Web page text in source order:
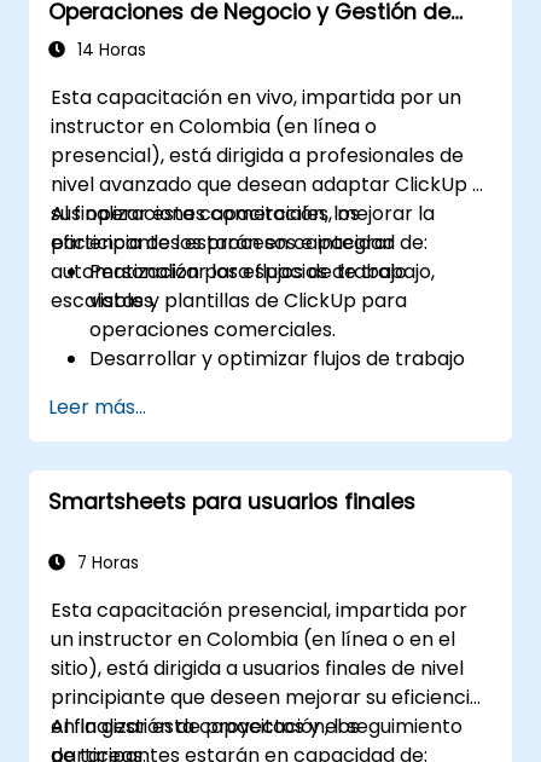
Prepararse y aprobar los exámenes de
Fundamentos y Nivel Práctico de MSP®.
Operaciones de Negocio y Gestión de
Procesos
14 Horas
Esta capacitación en vivo, impartida por un
instructor en Colombia (en línea o
presencial), está dirigida a profesionales de
nivel avanzado que desean adaptar ClickUp a
sus operaciones comerciales, mejorar la
eficiencia de los procesos e integrar
automatización para flujos de trabajo
escalables.
Al finalizar esta capacitación, los
participantes estarán en capacidad de:
Personalizar los espacios de trabajo,
vistas y plantillas de ClickUp para
operaciones comerciales.
Desarrollar y optimizar flujos de trabajo
Implementar automatización avanzada
para tareas repetitivas.
Integrar ClickUp con otras herramientas
empresariales y fuentes de datos.
procesos mediante los informes de
Leer más...
Smartsheets para usuarios finales
7 Horas
Esta capacitación presencial, impartida por
un instructor en Colombia (en línea o en el
sitio), está dirigida a usuarios finales de nivel
principiante que deseen mejorar su eficiencia
en la gestión de proyectos y el seguimiento
de tareas.
Al finalizar esta capacitación, los
participantes estarán en capacidad de: